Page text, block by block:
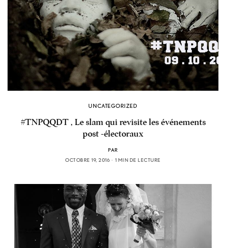
UNCATEGORIZED
#TNPQQDT , Le slam qui revisite les événements
post -électoraux
PAR
OCTOBRE 19, 2016
1 MIN DE LECTURE